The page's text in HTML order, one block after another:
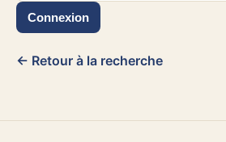
Connexion
← Retour à la recherche